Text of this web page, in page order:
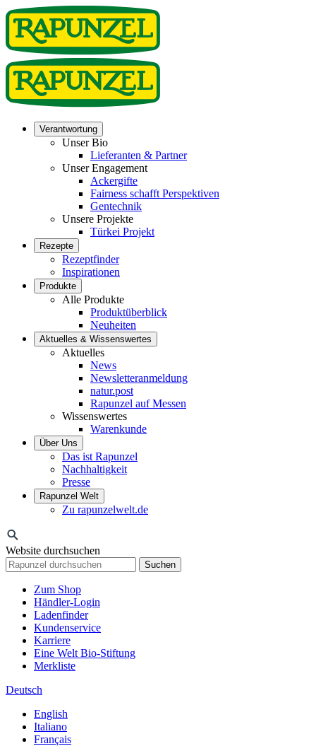
Verantwortung
Unser Bio
Lieferanten & Partner
Unser Engagement
Ackergifte
Fairness schafft Perspektiven
Gentechnik
Unsere Projekte
Türkei Projekt
Rezepte
Rezeptfinder
Inspirationen
Produkte
Alle Produkte
Produktüberblick
Neuheiten
Aktuelles & Wissenswertes
Aktuelles
News
Newsletteranmeldung
natur.post
Rapunzel auf Messen
Wissenswertes
Warenkunde
Über Uns
Das ist Rapunzel
Nachhaltigkeit
Presse
Rapunzel Welt
Zu rapunzelwelt.de
Website durchsuchen
Suchen
Zum Shop
Händler-Login
Ladenfinder
Kundenservice
Karriere
Eine Welt Bio-Stiftung
Merkliste
Deutsch
English
Italiano
Français